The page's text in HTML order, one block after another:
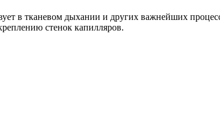
в тканевом дыхании и других важнейших
стенок капилляров.